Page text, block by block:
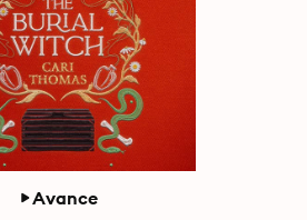
Avance